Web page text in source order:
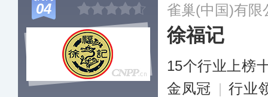
饭店的运营、不
个领域。更多
04 雀巢(中国)有限
徐福记
15个行业上榜
金凤冠 | 行业